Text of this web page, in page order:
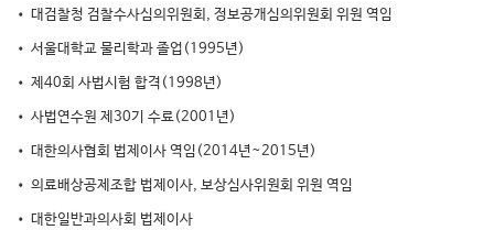
• 대검찰청 검찰수사심의위원회, 정보공개심의위원회 위원 역임
• 서울대학교 물리학과 졸업(1995년)
• 제40회 사법시험 합격(1998년)
• 사법연수원 제30기 수료(2001년)
• 대한의사협회 법제이사 역임(2014년~2015년)
• 의료배상공제조합 법제이사, 보상심사위원회 위원 역임
• 대한일반과의사회 법제이사